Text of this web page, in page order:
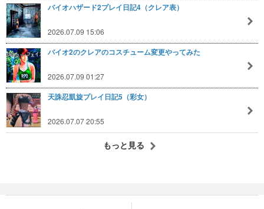
バイオハザード2プレイ日記4（クレア表）
2026.07.09 15:06
バイオ2のクレアのコスチューム変更やってみた
2026.07.09 01:27
天誅忍凱旋プレイ日記5（彩女）
2026.07.07 20:55
もっと見る